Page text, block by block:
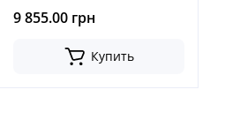
9 855.00 грн
Купить